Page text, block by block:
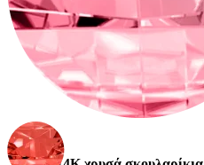
Stretching